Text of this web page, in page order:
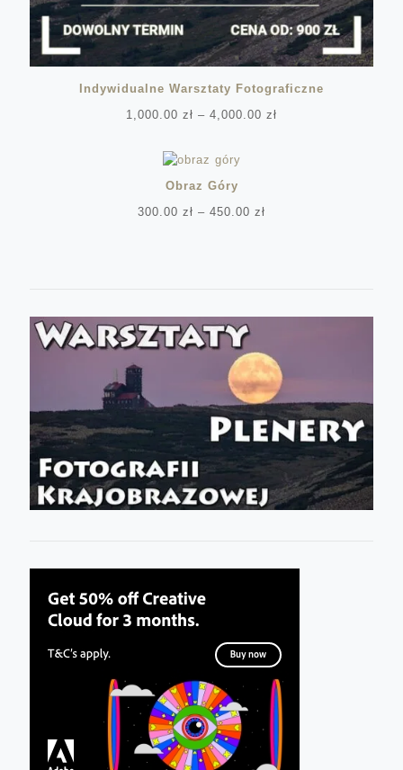
Indywidualne Warsztaty Fotograficzne
1,000.00 zł – 4,000.00 zł
Obraz Góry
300.00 zł – 450.00 zł